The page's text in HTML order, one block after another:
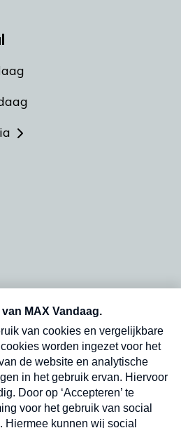
en dinsdagochtend in
Verzend